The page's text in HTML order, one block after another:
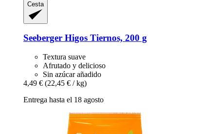
Cesta
Seeberger Higos Tiernos, 200 g
Textura suave
Afrutado y delicioso
Sin azúcar añadido
4,49 € (22,45 € / kg)
Entrega hasta el 18 agosto